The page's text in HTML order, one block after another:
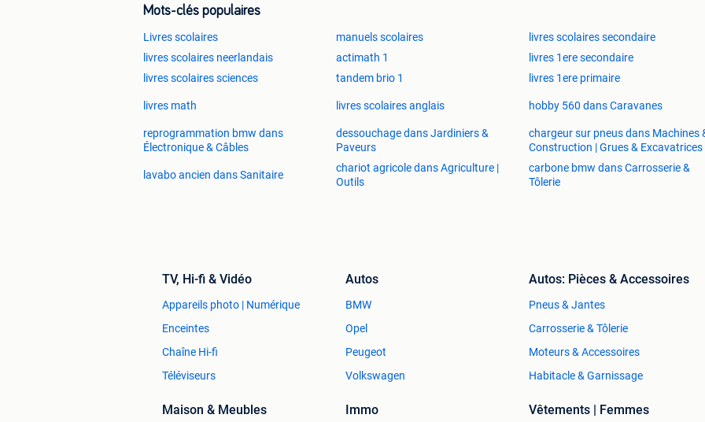
Mots-clés populaires
Livres scolaires manuels scolaires livres scolaires secondaire
livres scolaires neerlandais
actimath 1 livres 1ere secondaire
livres scolaires sciences
tandem brio 1 livres 1ere primaire
livres math livres scolaires anglais hobby 560 dans Caravanes
reprogrammation bmw dans
Électronique & Câbles
dessouchage dans Jardiniers &
Paveurs
chargeur sur pneus dans Machines
Construction | Grues & Excavatrices
lavabo ancien dans Sanitaire
chariot agricole dans Agriculture |
Outils
carbone bmw dans Carrosserie &
Tôlerie
TV, Hi-fi & Vidéo
Appareils photo | Numérique
Enceintes
Chaîne Hi-fi
Téléviseurs
Autos
BMW
Opel
Peugeot
Volkswagen
Autos: Pièces & Accessoires
Pneus & Jantes
Carrosserie & Tôlerie
Moteurs & Accessoires
Habitacle & Garnissage
Maison & Meubles Immo Vêtements | Femmes